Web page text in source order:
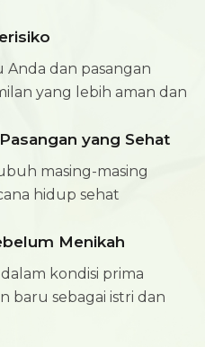
Anda dan pasangan
yang lebih aman dan
yang Sehat
masing-masing
hidup sehat
Menikah
kondisi prima
baru sebagai istri dan